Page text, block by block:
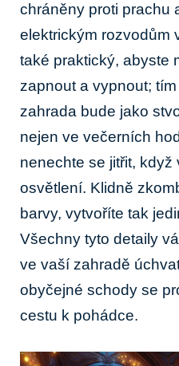
chráněny proti prachu
elektrickým rozvodům
také praktický, abyste
zapnout a vypnout;
zahrada bude jako
nejen ve večerních
nenechte se jitřit, když
osvětlení. Klidně
barvy, vytvoříte tak
Všechny tyto detaily
ve vaší zahradě
obyčejné schody se
cestu k pohádce.